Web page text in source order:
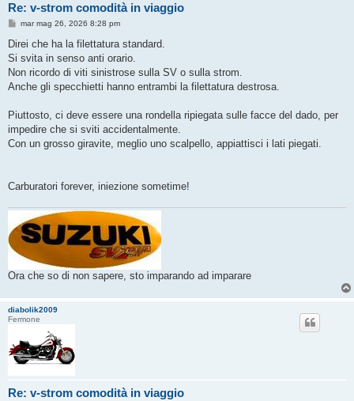
Re: v-strom comodità in viaggio
M
s
a
g
i
mar mag 26, 2026 8:28 pm
Direi che ha la filettatura standard.
Si svita in senso anti orario.
Non ricordo di viti sinistrose sulla SV o sulla strom.
Anche gli specchietti hanno entrambi la filettatura destrosa.
Piuttosto, ci deve essere una rondella ripiegata sulle facce del dado, per
impedire che si sviti accidentalmente.
Con un grosso giravite, meglio uno scalpello, appiattisci i lati piegati.
Carburatori forever, iniezione sometime!
Ora che so di non sapere, sto imparando ad imparare
diabolik2009
Fermone
Re: v-strom comodità in viaggio